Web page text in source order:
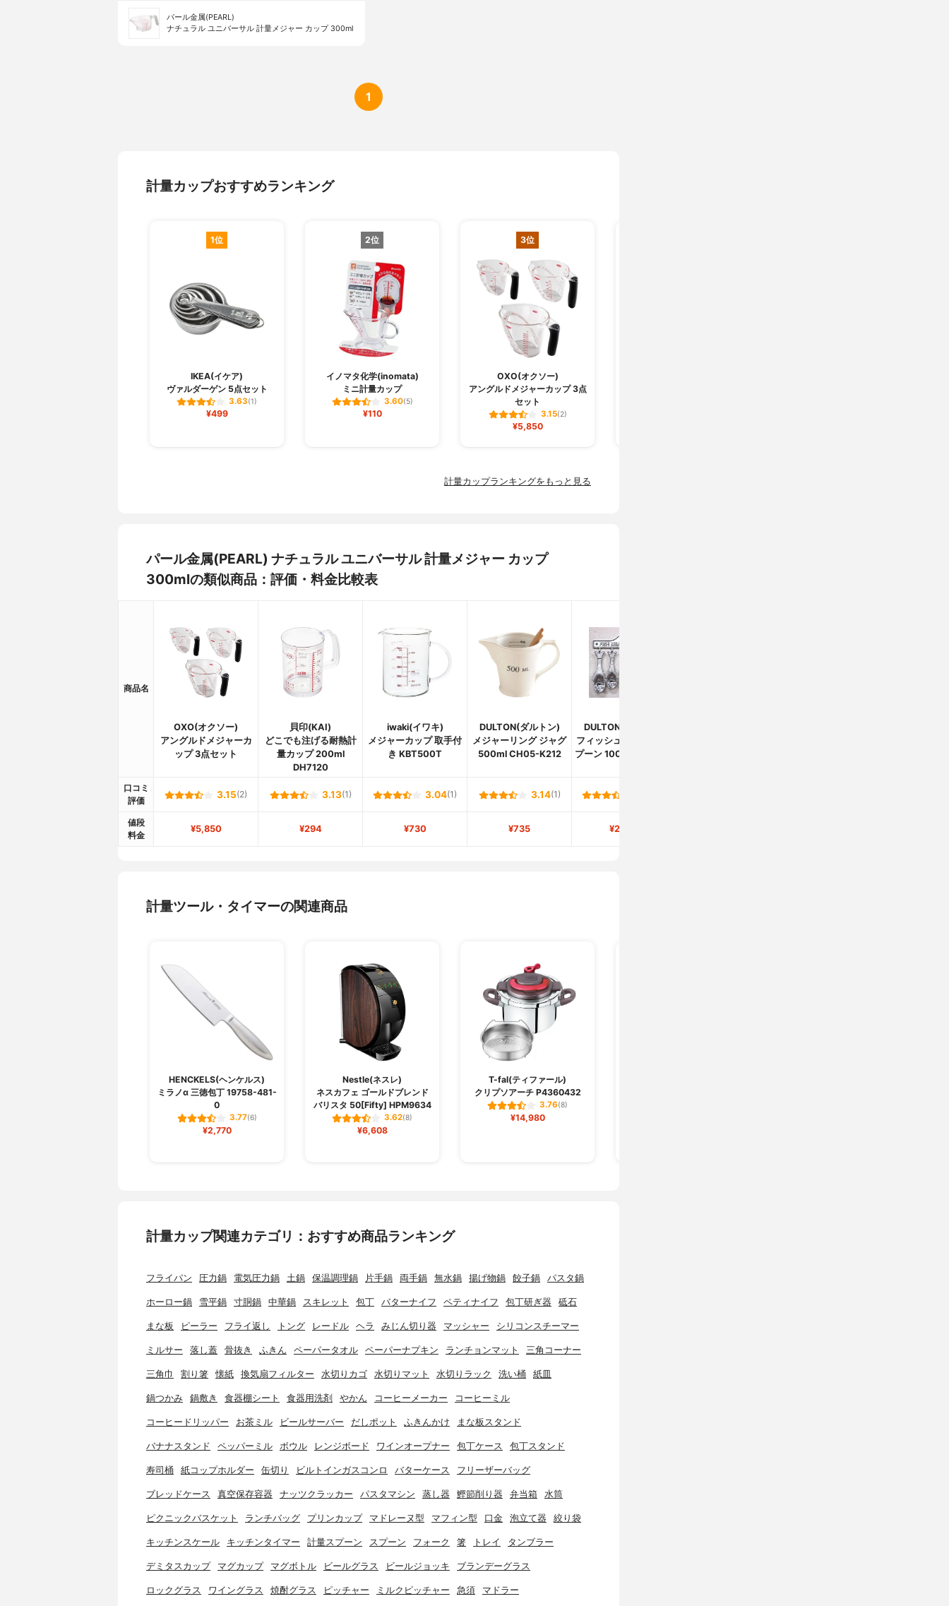
パール金属(PEARL)
ナチュラル ユニバーサル 計量メジャー カップ 300ml
1
計量カップおすすめランキング
1位
IKEA(イケア)
ヴァルダーゲン 5点セット
3.63(1)
¥499
2位
イノマタ化学(inomata)
ミニ計量カップ
3.60(5)
¥110
3位
OXO(オクソー)
アングルドメジャーカップ 3点
セット
3.15(2)
¥5,850
計量カップランキングをもっと見る
パール金属(PEARL) ナチュラル ユニバーサル 計量メジャー カップ
300mlの類似商品：評価・料金比較表
商品名
OXO(オクソー)
アングルドメジャーカ
ップ 3点セット
貝印(KAI)
どこでも注げる耐熱計
量カップ 200ml
DH7120
iwaki(イワキ)
メジャーカップ 取手付
き KBT500T
DULTON(ダルトン)
メジャーリング ジャグ
500ml CH05-K212
DULTON(ダルトン)
フィッシュ メジャー ス
プーン 100-029 アルミ
口コミ
評価
3.15(2) 3.13(1) 3.04(1) 3.14(1)
値段
料金
¥5,850 ¥294 ¥730 ¥735 ¥2,134
計量ツール・タイマーの関連商品
HENCKELS(ヘンケルス)
ミラノα 三徳包丁 19758-481-
0
3.77(6)
¥2,770
Nestle(ネスレ)
ネスカフェ ゴールドブレンド
バリスタ 50[Fifty] HPM9634
3.62(8)
¥6,608
T-fal(ティファール)
クリプソアーチ P4360432
3.76(8)
¥14,980
計量カップ関連カテゴリ：おすすめ商品ランキング
フライパン 圧力鍋 電気圧力鍋 土鍋 保温調理鍋 片手鍋 両手鍋 無水鍋 揚げ物鍋 餃子鍋 パスタ鍋
ホーロー鍋 雪平鍋 寸胴鍋 中華鍋 スキレット 包丁 バターナイフ ペティナイフ 包丁研ぎ器 砥石
まな板 ピーラー フライ返し トング レードル ヘラ みじん切り器 マッシャー シリコンスチーマー
ミルサー 落し蓋 骨抜き ふきん ペーパータオル ペーパーナプキン ランチョンマット 三角コーナー
三角巾 割り箸 懐紙 換気扇フィルター 水切りカゴ 水切りマット 水切りラック 洗い桶 紙皿
鍋つかみ 鍋敷き 食器棚シート 食器用洗剤 やかん コーヒーメーカー コーヒーミル
コーヒードリッパー お茶ミル ビールサーバー だしポット ふきんかけ まな板スタンド
バナナスタンド ペッパーミル ボウル レンジボード ワインオープナー 包丁ケース 包丁スタンド
寿司桶 紙コップホルダー 缶切り ビルトインガスコンロ バターケース フリーザーバッグ
ブレッドケース 真空保存容器 ナッツクラッカー パスタマシン 蒸し器 鰹節削り器 弁当箱 水筒
ピクニックバスケット ランチバッグ プリンカップ マドレーヌ型 マフィン型 口金 泡立て器 絞り袋
キッチンスケール キッチンタイマー 計量スプーン スプーン フォーク 箸 トレイ タンブラー
デミタスカップ マグカップ マグボトル ビールグラス ビールジョッキ ブランデーグラス
ロックグラス ワイングラス 焼酎グラス ピッチャー ミルクピッチャー 急須 マドラー